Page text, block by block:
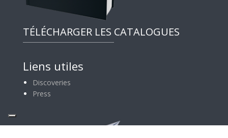
TÉLÉCHARGER LES CATALOGUES
Liens utiles
Discoveries
Press